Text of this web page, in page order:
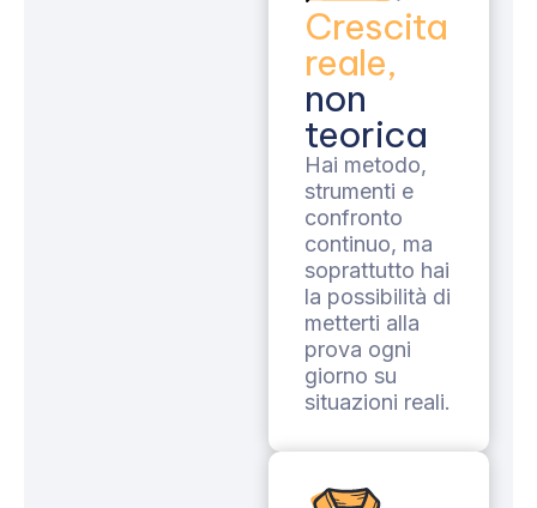
Crescita
reale,
non
teorica
Hai metodo,
strumenti e
confronto
continuo, ma
soprattutto hai
la possibilità di
metterti alla
prova ogni
giorno su
situazioni reali.